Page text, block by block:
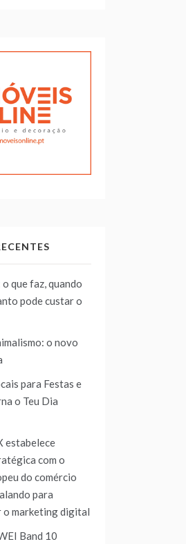
que faz, quando
pode custar o
o novo
para Festas e
o Teu Dia
estabelece
com o
do comércio
para
marketing digital
Band 10